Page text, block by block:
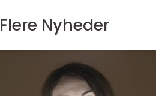
Flere Nyheder